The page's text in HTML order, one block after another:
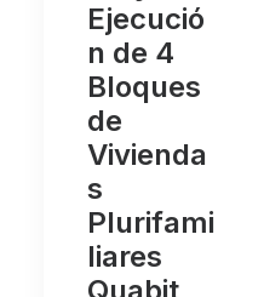
Ejecució
n de 4
Bloques
de
Vivienda
s
Plurifami
liares